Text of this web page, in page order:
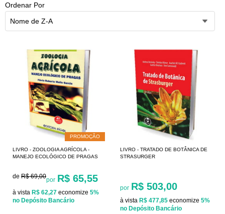
Ordenar Por
Nome de Z-A
PROMOÇÃO
LIVRO - ZOOLOGIA AGRÍCOLA -
MANEJO ECOLÓGICO DE PRAGAS
de R$ 69,00por R$ 65,55
à vista R$ 62,27 economize 5%
no Depósito Bancário
LIVRO - TRATADO DE BOTÂNICA DE
STRASURGER
por R$ 503,00
à vista R$ 477,85 economize 5%
no Depósito Bancário